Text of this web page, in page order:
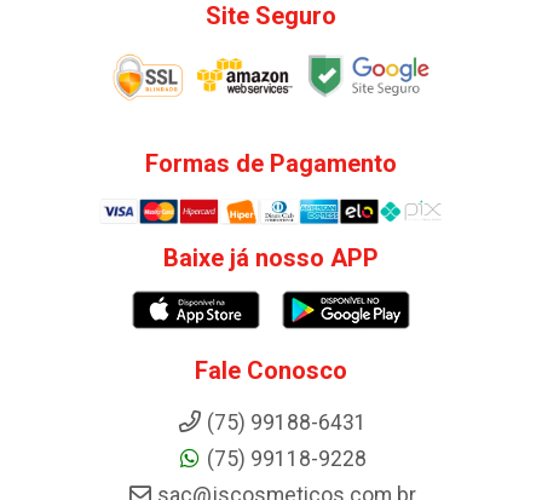
Site Seguro
Formas de Pagamento
Baixe já nosso APP
Fale Conosco
(75) 99188-6431
(75) 99118-9228